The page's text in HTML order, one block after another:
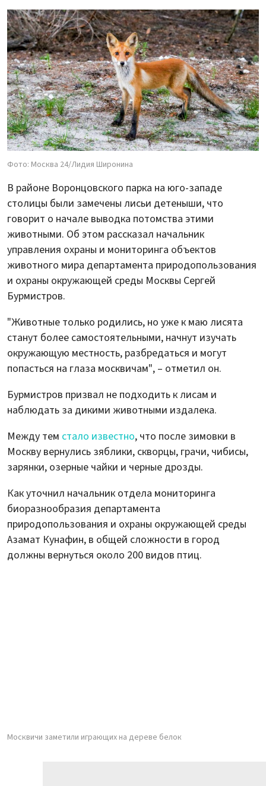
Фото: Москва 24/Лидия Широнина
В районе Воронцовского парка на юго-западе
столицы были замечены лисьи детеныши, что
говорит о начале выводка потомства этими
животными. Об этом рассказал начальник
управления охраны и мониторинга объектов
животного мира департамента природопользования
и охраны окружающей среды Москвы Сергей
Бурмистров.
"Животные только родились, но уже к маю лисята
станут более самостоятельными, начнут изучать
окружающую местность, разбредаться и могут
попасться на глаза москвичам", – отметил он.
Бурмистров призвал не подходить к лисам и
наблюдать за дикими животными издалека.
Между тем стало известно, что после зимовки в
Москву вернулись зяблики, скворцы, грачи, чибисы,
зарянки, озерные чайки и черные дрозды.
Как уточнил начальник отдела мониторинга
биоразнообразия департамента
природопользования и охраны окружающей среды
Азамат Кунафин, в общей сложности в город
должны вернуться около 200 видов птиц.
Москвичи заметили играющих на дереве белок